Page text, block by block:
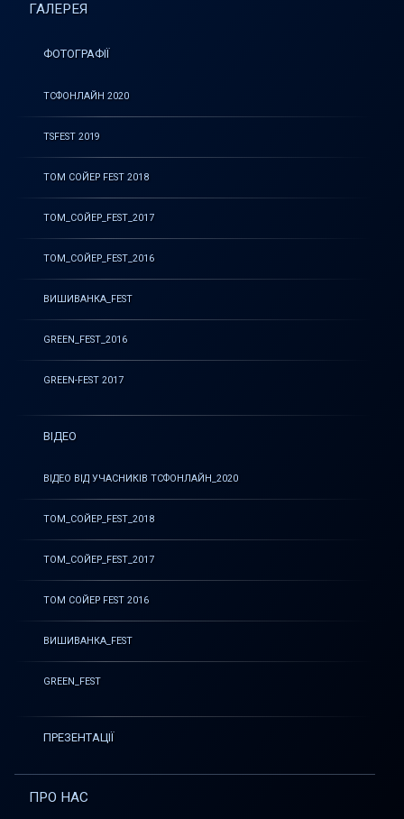
ГАЛЕРЕЯ
ФОТОГРАФІЇ
ТСФОНЛАЙН 2020
TSFEST 2019
ТОМ СОЙЕР FEST 2018
ТОМ_СОЙЕР_FEST_2017
ТОМ_СОЙЕР_FEST_2016
ВИШИВАНКА_FEST
GREEN_FEST_2016
GREEN-FEST 2017
ВІДЕО
ВІДЕО ВІД УЧАСНИКІВ ТСФОНЛАЙН_2020
ТОМ_СОЙЕР_FEST_2018
ТОМ_СОЙЕР_FEST_2017
ТОМ СОЙЕР FEST 2016
ВИШИВАНКА_FEST
GREEN_FEST
ПРЕЗЕНТАЦІЇ
ПРО НАС